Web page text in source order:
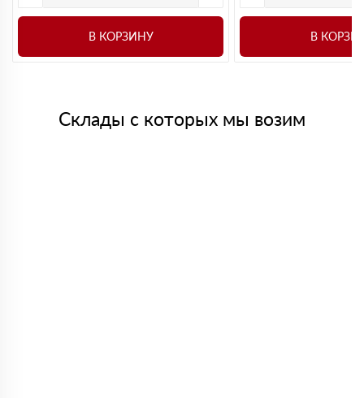
В КОРЗИНУ В
Склады с которых мы возим